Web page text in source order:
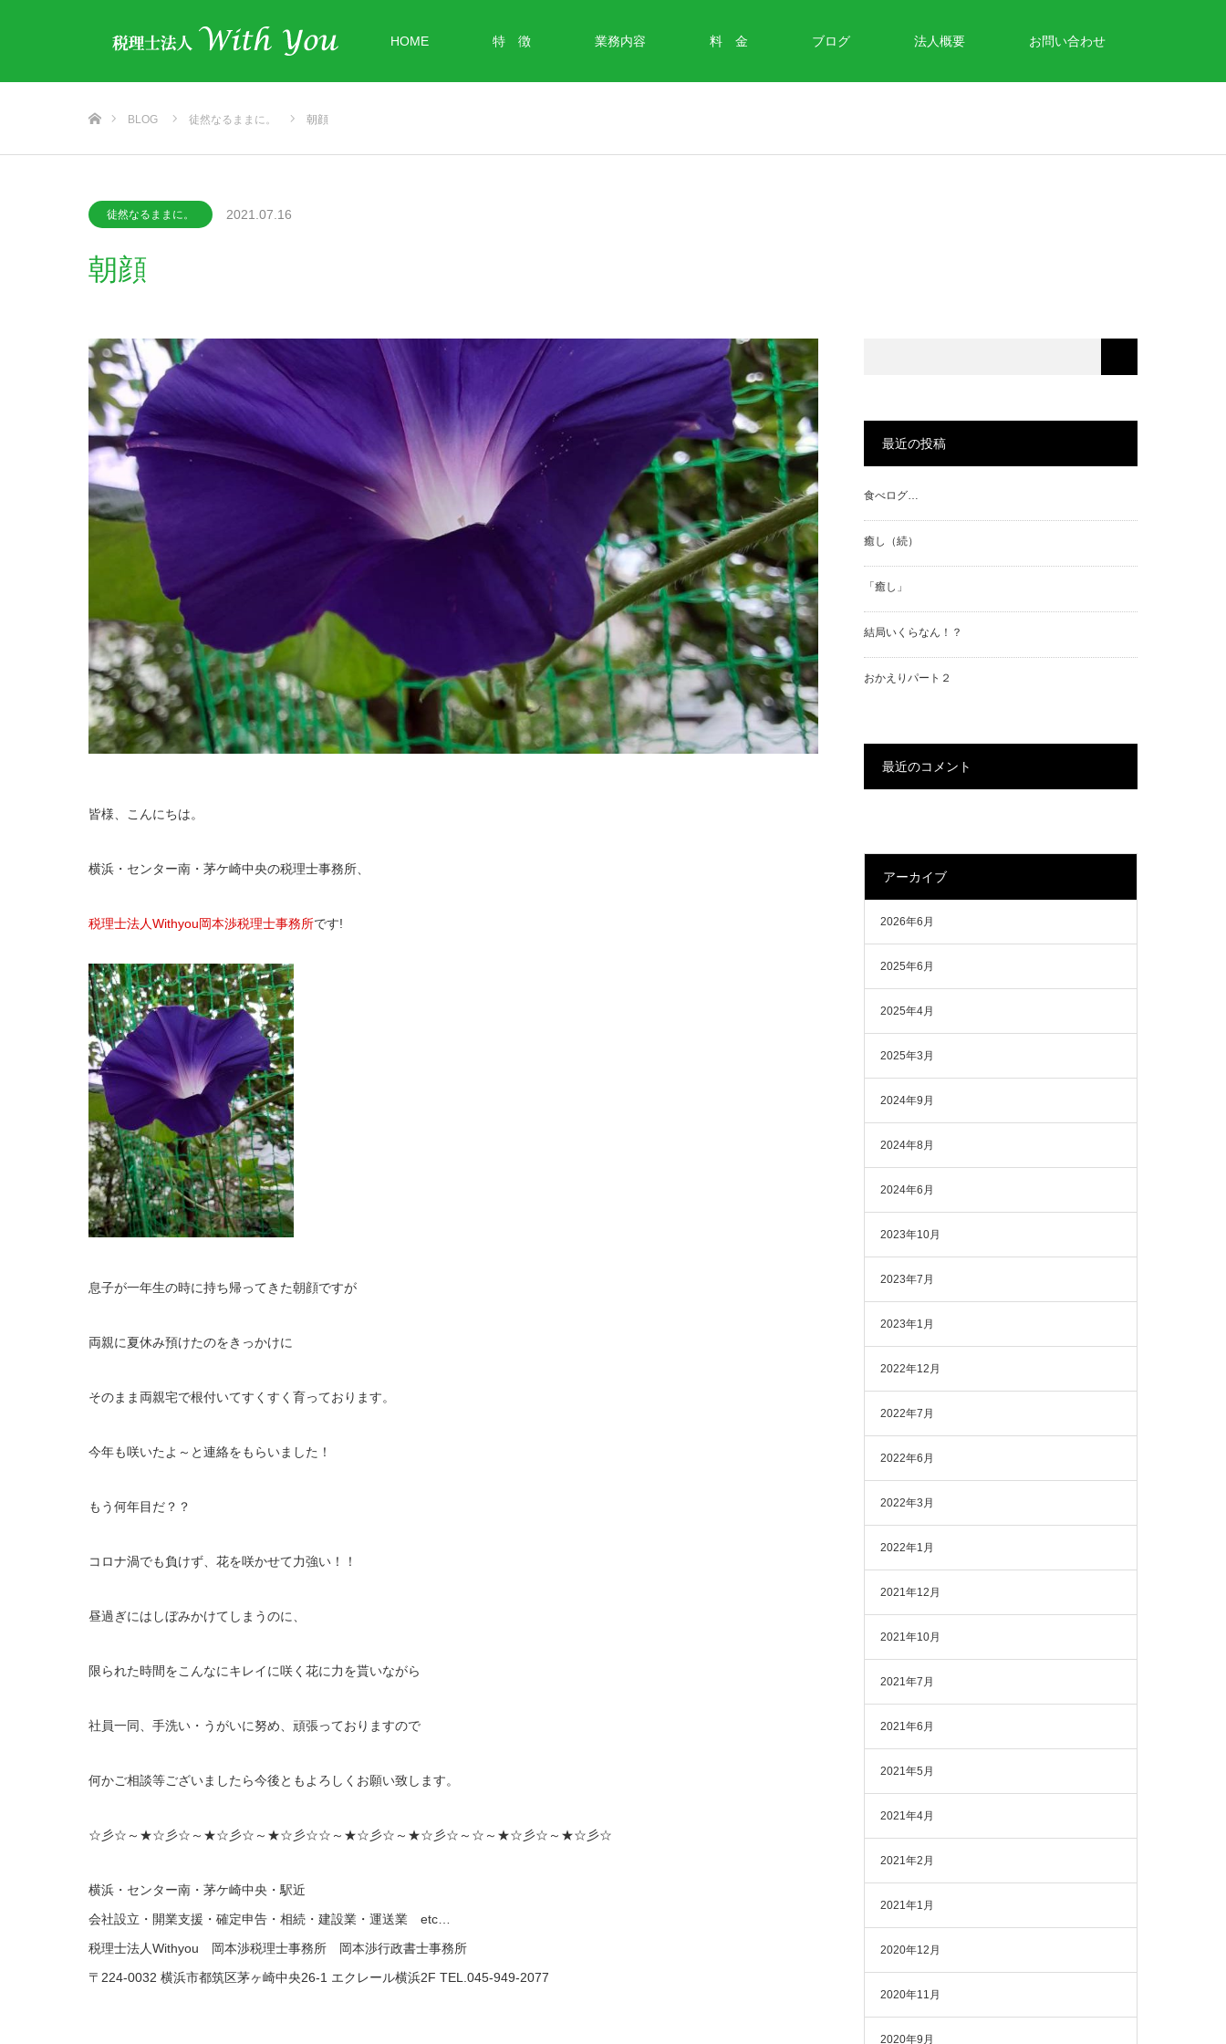
HOME 特 徴 業務内容 料 金 ブログ 法人概要 お問い合わせ
BLOG 徒然なるままに。 朝顔
徒然なるままに。 2021.07.16
朝顔
皆様、こんにちは。
横浜・センター南・茅ケ崎中央の税理士事務所、
税理士法人Withyou岡本渉税理士事務所です!
息子が一年生の時に持ち帰ってきた朝顔ですが
両親に夏休み預けたのをきっかけに
そのまま両親宅で根付いてすくすく育っております。
今年も咲いたよ～と連絡をもらいました！
もう何年目だ？？
コロナ渦でも負けず、花を咲かせて力強い！！
昼過ぎにはしぼみかけてしまうのに、
限られた時間をこんなにキレイに咲く花に力を貰いながら
社員一同、手洗い・うがいに努め、頑張っておりますので
何かご相談等ございましたら今後ともよろしくお願い致します。
☆彡☆～★☆彡☆～★☆彡☆～★☆彡☆☆～★☆彡☆～★☆彡☆～☆～★☆彡☆～★☆彡☆
横浜・センター南・茅ケ崎中央・駅近
会社設立・開業支援・確定申告・相続・建設業・運送業 etc…
税理士法人Withyou 岡本渉税理士事務所 岡本渉行政書士事務所
〒224-0032 横浜市都筑区茅ヶ崎中央26-1 エクレール横浜2F TEL.045-949-2077
最近の投稿
食べログ…
癒し（続）
「癒し」
結局いくらなん！？
おかえりパート２
最近のコメント
アーカイブ
2026年6月
2025年6月
2025年4月
2025年3月
2024年9月
2024年8月
2024年6月
2023年10月
2023年7月
2023年1月
2022年12月
2022年7月
2022年6月
2022年3月
2022年1月
2021年12月
2021年10月
2021年7月
2021年6月
2021年5月
2021年4月
2021年2月
2021年1月
2020年12月
2020年11月
2020年9月